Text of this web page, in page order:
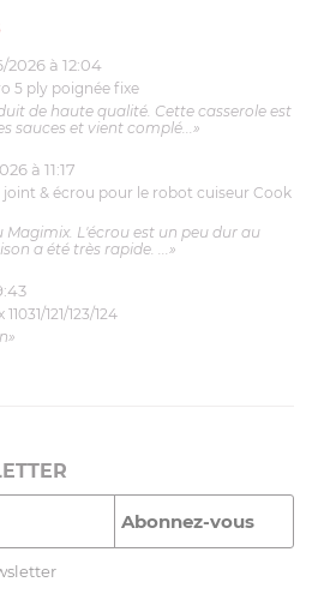
2026 à 12:04
5 ply poignée fixe
de haute qualité. Cette casserole est
sauces et vient complé...»
à 11:17
& écrou pour le robot cuiseur Cook
Magimix. L'écrou est un peu dur au
a été très rapide. ...»
121/123/124